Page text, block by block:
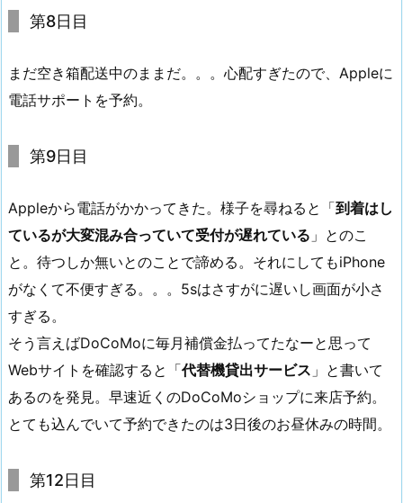
第8日目
まだ空き箱配送中のままだ。。。心配すぎたので、Appleに
電話サポートを予約。
第9日目
Appleから電話がかかってきた。様子を尋ねると「到着はし
ているが大変混み合っていて受付が遅れている 」とのこ
と。待つしか無いとのことで諦める。それにしてもiPhone
がなくて不便すぎる。。。5sはさすがに遅いし画面が小さ
すぎる。
そう言えばDoCoMoに毎月補償金払ってたなーと思って
Webサイトを確認すると「代替機貸出サービス 」と書いて
あるのを発見。早速近くのDoCoMoショップに来店予約。
とても込んでいて予約できたのは3日後のお昼休みの時間。
第12日目